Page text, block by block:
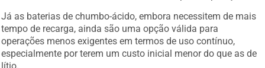
Já as baterias de chumbo-ácido, embora necessitem de mais
tempo de recarga, ainda são uma opção válida para
operações menos exigentes em termos de uso contínuo,
especialmente por terem um custo inicial menor do que as de
lítio.